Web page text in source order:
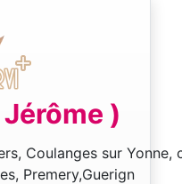
)
Coulanges sur Yonne,
Premery,Guerign